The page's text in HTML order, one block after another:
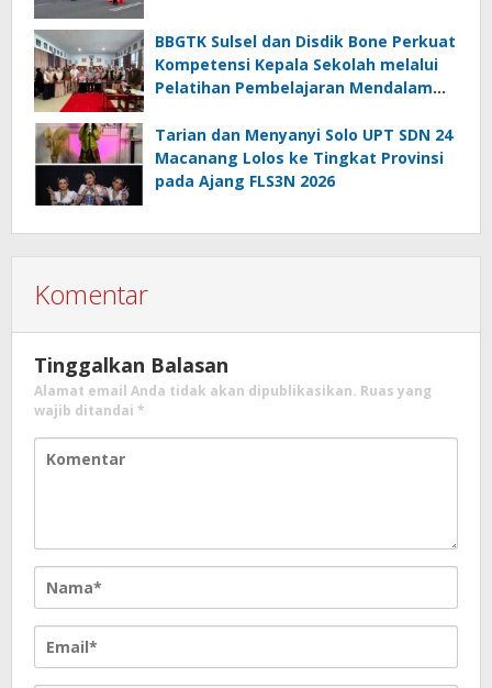
BBGTK Sulsel dan Disdik Bone Perkuat
Kompetensi Kepala Sekolah melalui
Pelatihan Pembelajaran Mendalam
Tarian dan Menyanyi Solo UPT SDN 24
Macanang Lolos ke Tingkat Provinsi
pada Ajang FLS3N 2026
Komentar
Tinggalkan Balasan
Alamat email Anda tidak akan dipublikasikan. Ruas yang
wajib ditandai *